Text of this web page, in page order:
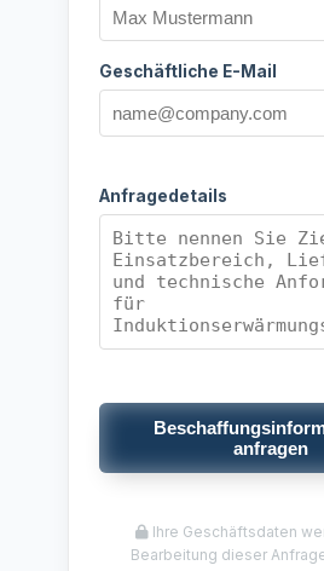
Geschäftliche E-Mail
Anfragedetails
anfragen
Ihre Geschäftsdaten
Bearbeitung dieser